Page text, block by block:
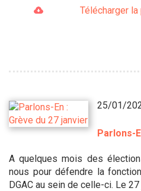
Télécharger
25/01/
Parlons-
A quelques mois des
nous pour défendre la
DGAC au sein de celle-ci. Le